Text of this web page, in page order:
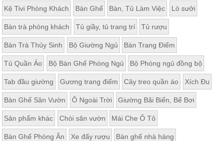
Kệ Tivi Phòng Khách Bàn Ghế Bàn, Tủ Làm Việc Lò sưởi
Bàn trà phòng khách Tủ giầy, tủ trang trí Tủ rượu
Bàn Trà Thủy Sinh Bộ Giường Ngủ Bàn Trang Điểm
Tủ Quần Áo Bộ Bàn Ghế Phòng Ngủ Bộ Phòng ngủ đồng bộ
Tab đầu giường Gương trang điểm Cây treo quần áo Xích Đu
Bàn Ghế Sân Vườn Ô Ngoài Trời Giường Bãi Biển, Bể Bơi
Sản phẩm khác Chòi sân vườn Mái Che Ô Tô
Bàn Ghế Phòng Ăn Xe đẩy rượu Bàn ghế nhà hàng